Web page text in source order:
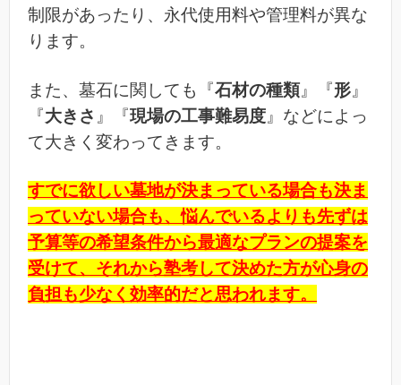
制限があったり、永代使用料や管理料が異な
ります。
また、墓石に関しても『石材の種類 』『形 』
『大きさ 』『現場の工事難易度 』などによっ
て大きく変わってきます。
すでに欲しい墓地が決まっている場合も決ま
っていない場合も、悩んでいるよりも先ずは
予算等の希望条件から最適なプランの提案を
受けて、それから塾考して決めた方が心身の
負担も少なく効率的だと思われます。